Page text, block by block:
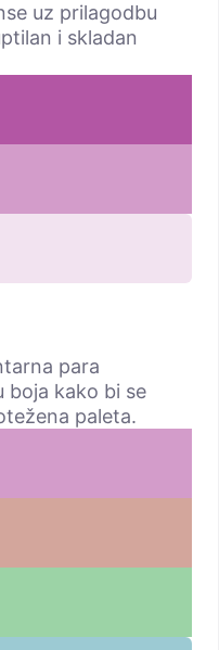
uz prilagodbu
i skladan
para
boja kako bi se
paleta.